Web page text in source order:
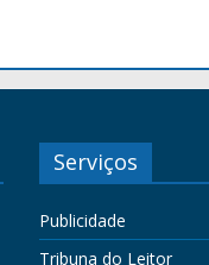
Serviços
Publicidade
Tribuna do Leitor